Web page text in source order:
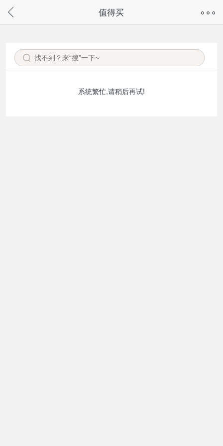
请通过微信或支付宝搜“奇兔客小程序”访问
值得买
系统繁忙,请稍后再试!